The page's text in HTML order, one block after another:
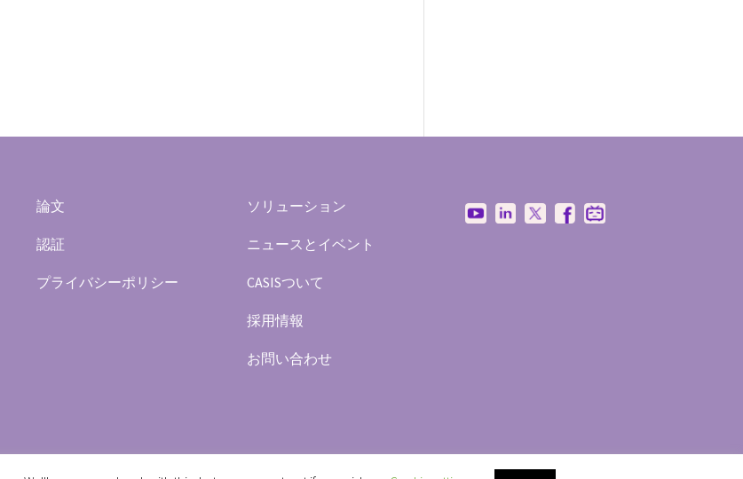
論文
認証
プライバシーポリシー
ソリューション
ニュースとイベント
CASISついて
採用情報
お問い合わせ